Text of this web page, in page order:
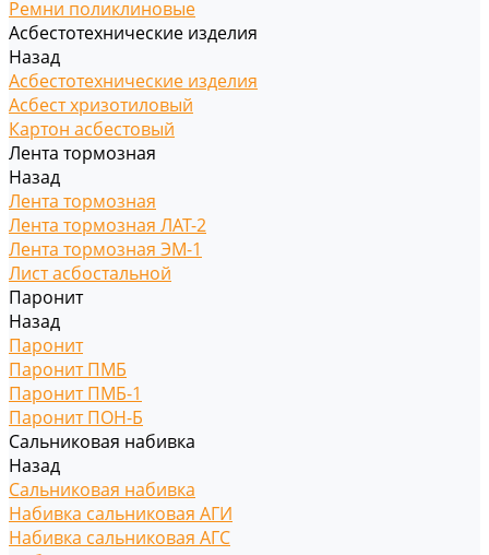
Ремни поликлиновые
Асбестотехнические изделия
Назад
Асбестотехнические изделия
Асбест хризотиловый
Картон асбестовый
Лента тормозная
Назад
Лента тормозная
Лента тормозная ЛАТ-2
Лента тормозная ЭМ-1
Лист асбостальной
Паронит
Назад
Паронит
Паронит ПМБ
Паронит ПМБ-1
Паронит ПОН-Б
Сальниковая набивка
Назад
Сальниковая набивка
Набивка сальниковая АГИ
Набивка сальниковая АГС